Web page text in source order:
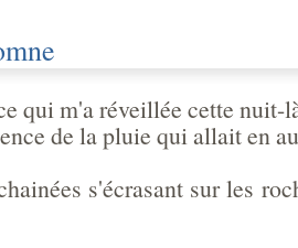
qui m'a réveillée cette nuit-
de la pluie qui allait en
s'écrasant sur les